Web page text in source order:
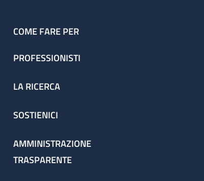
COME FARE PER
PROFESSIONISTI
LA RICERCA
SOSTIENICI
AMMINISTRAZIONE
TRASPARENTE